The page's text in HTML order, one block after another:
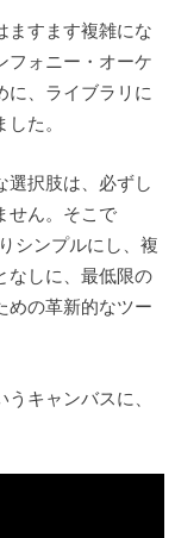
ますます複雑にな
フォニー・オーケ
に、ライブラリに
た。
選択肢は、必ずし
せん。そこで
シンプルにし、複
なしに、最低限の
めの革新的なツー
キャンバスに、